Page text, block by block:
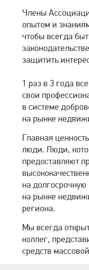
Члены
опытом и
чтобы всегда
защитить
1 раз в 3 года
свои
в системе
на рынке
Главная
люди. Люди,
предоставляют
на долгосрочную
на рынке
региона.
Мы всегда
коллег,
средств